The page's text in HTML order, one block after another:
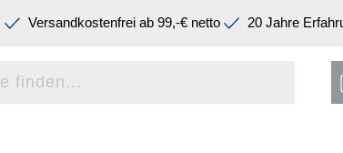
Versandkostenfrei ab 99,-€ netto 20 Jahre